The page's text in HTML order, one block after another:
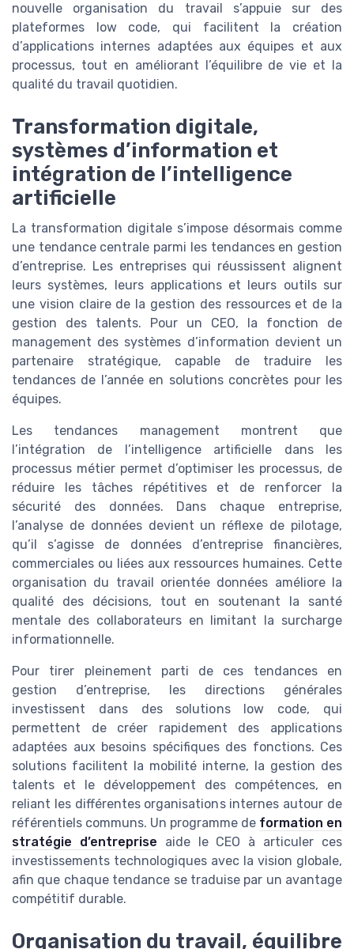
nouvelle organisation du travail s’appuie sur des
plateformes low code, qui facilitent la création
d’applications internes adaptées aux équipes et aux
processus, tout en améliorant l’équilibre de vie et la
qualité du travail quotidien.
Transformation digitale,
systèmes d’information et
intégration de l’intelligence
artificielle
La transformation digitale s’impose désormais comme
une tendance centrale parmi les tendances en gestion
d’entreprise. Les entreprises qui réussissent alignent
leurs systèmes, leurs applications et leurs outils sur
une vision claire de la gestion des ressources et de la
gestion des talents. Pour un CEO, la fonction de
management des systèmes d’information devient un
partenaire stratégique, capable de traduire les
tendances de l’année en solutions concrètes pour les
équipes.
Les tendances management montrent que
l’intégration de l’intelligence artificielle dans les
processus métier permet d’optimiser les processus, de
réduire les tâches répétitives et de renforcer la
sécurité des données. Dans chaque entreprise,
l’analyse de données devient un réflexe de pilotage,
qu’il s’agisse de données d’entreprise financières,
commerciales ou liées aux ressources humaines. Cette
organisation du travail orientée données améliore la
qualité des décisions, tout en soutenant la santé
mentale des collaborateurs en limitant la surcharge
informationnelle.
Pour tirer pleinement parti de ces tendances en
gestion d’entreprise, les directions générales
investissent dans des solutions low code, qui
permettent de créer rapidement des applications
adaptées aux besoins spécifiques des fonctions. Ces
solutions facilitent la mobilité interne, la gestion des
talents et le développement des compétences, en
reliant les différentes organisations internes autour de
référentiels communs. Un programme de formation en
stratégie d’entreprise aide le CEO à articuler ces
investissements technologiques avec la vision globale,
afin que chaque tendance se traduise par un avantage
compétitif durable.
Organisation du travail, équilibre